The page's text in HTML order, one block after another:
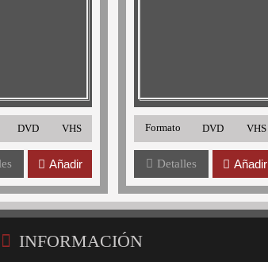
DVD VHS
Añadir
Formato DVD VHS
Detalles Añadir
INFORMACIÓN